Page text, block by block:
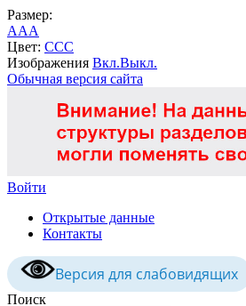
Размер:
AAA
Цвет: CCC
Изображения Вкл.Выкл.
Обычная версия сайта
Войти
Открытые данные
Контакты
Версия для слабовидящих
Поиск